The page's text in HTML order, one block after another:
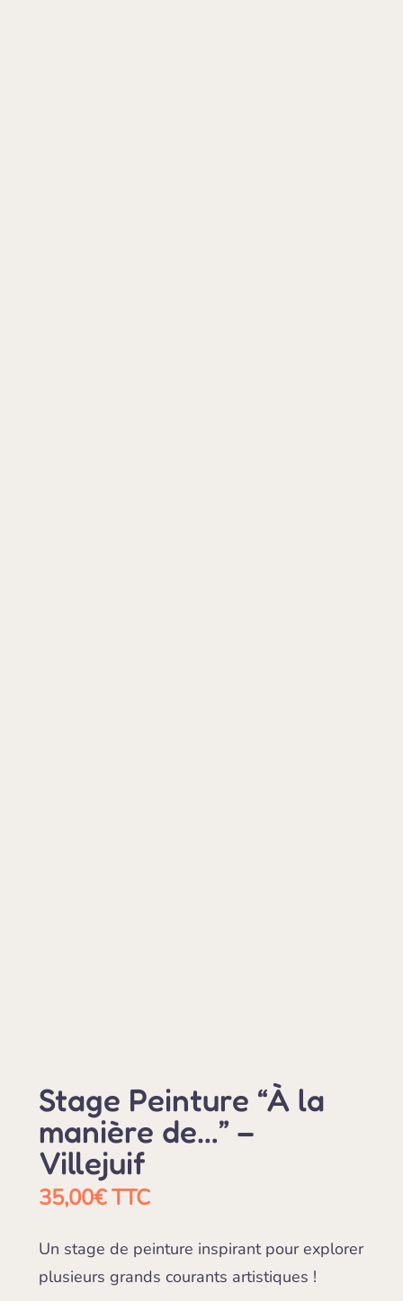
Stage Peinture “À la
manière de…” –
Villejuif
35,00€ TTC
Un stage de peinture inspirant pour explorer
plusieurs grands courants artistiques !